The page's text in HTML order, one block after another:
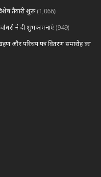
तैयारी शुरू (1,066)
ने दी शुभकामनाएं (949)
और परिचय पत्र वितरण समारोह का